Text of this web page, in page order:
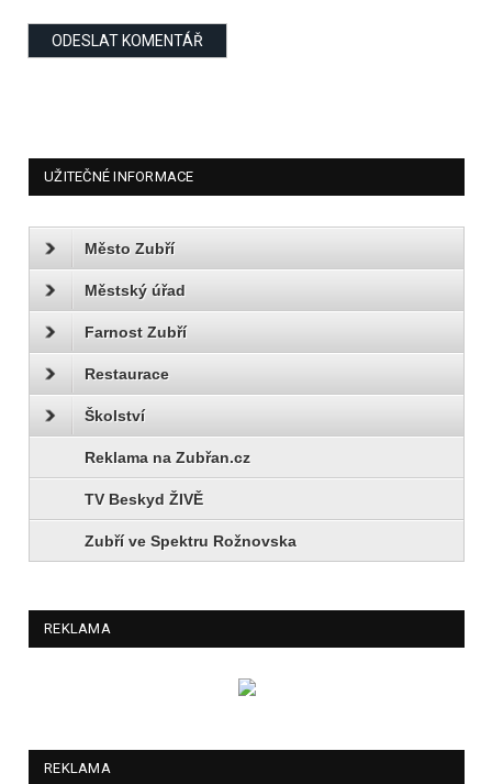
UŽITEČNÉ INFORMACE
Město Zubří
Městský úřad
Farnost Zubří
Restaurace
Školství
Reklama na Zubřan.cz
TV Beskyd ŽIVĚ
Zubří ve Spektru Rožnovska
REKLAMA
REKLAMA